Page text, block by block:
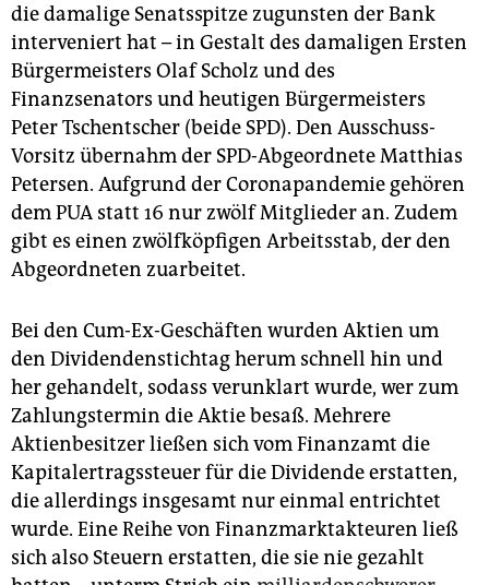
die damalige Senatsspitze zugunsten der Bank
interveniert hat – in Gestalt des damaligen Ersten
Bürgermeisters Olaf Scholz und des
Finanzsenators und heutigen Bürgermeisters
Peter Tschentscher (beide SPD). Den Ausschuss-
Vorsitz übernahm der SPD-Abgeordnete Matthias
Petersen. Aufgrund der Coronapandemie gehören
dem PUA statt 16 nur zwölf Mitglieder an. Zudem
gibt es einen zwölfköpfigen Arbeitsstab, der den
Abgeordneten zuarbeitet.
Bei den Cum-Ex-Geschäften wurden Aktien um
den Dividendenstichtag herum schnell hin und
her gehandelt, sodass verunklart wurde, wer zum
Zahlungstermin die Aktie besaß. Mehrere
Aktienbesitzer ließen sich vom Finanzamt die
Kapitalertragssteuer für die Dividende erstatten,
die allerdings insgesamt nur einmal entrichtet
wurde. Eine Reihe von Finanzmarktakteuren ließ
sich also Steuern erstatten, die sie nie gezahlt